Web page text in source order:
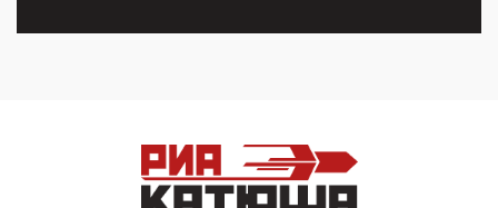
входМошенники активно пользуются аккаунтами на
Госуслугах уме...
12:01, 10 Апреля 2026